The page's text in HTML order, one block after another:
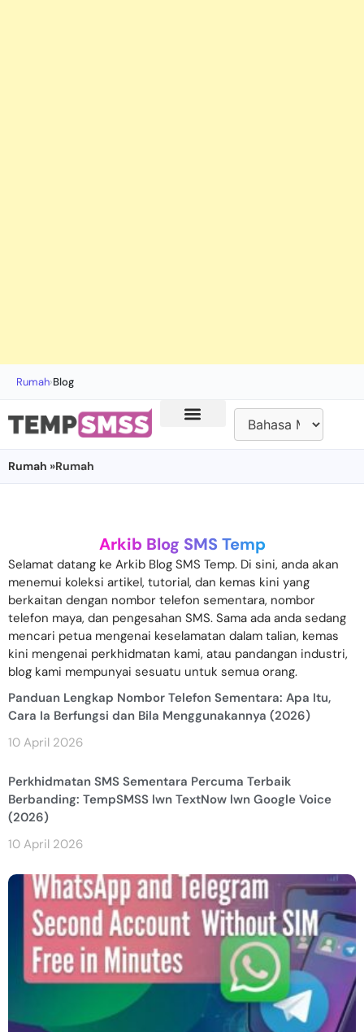
Rumah›Blog
Rumah »Rumah
Arkib Blog SMS Temp
Selamat datang ke Arkib Blog SMS Temp. Di sini, anda akan
menemui koleksi artikel, tutorial, dan kemas kini yang
berkaitan dengan nombor telefon sementara, nombor
telefon maya, dan pengesahan SMS. Sama ada anda sedang
mencari petua mengenai keselamatan dalam talian, kemas
kini mengenai perkhidmatan kami, atau pandangan industri,
blog kami mempunyai sesuatu untuk semua orang.
Panduan Lengkap Nombor Telefon Sementara: Apa Itu,
Cara Ia Berfungsi dan Bila Menggunakannya (2026)
10 April 2026
Perkhidmatan SMS Sementara Percuma Terbaik
Berbanding: TempSMSS lwn TextNow lwn Google Voice
(2026)
10 April 2026